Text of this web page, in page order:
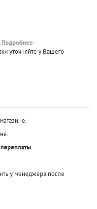
Подробнее
уточняйте у Вашего
у менеджера после